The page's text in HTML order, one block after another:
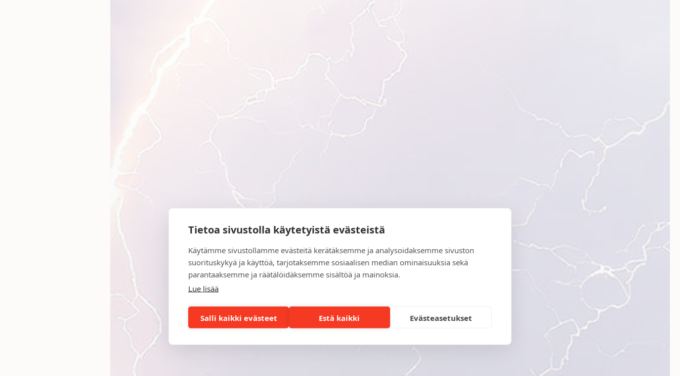
Tietoa sivustolla käytetyistä evästeistä
Käytämme sivustollamme evästeitä kerätäksemme ja analysoidaksemme sivuston
suorituskykyä ja käyttöä, tarjotaksemme sosiaalisen median ominaisuuksia sekä
parantaaksemme ja räätälöidäksemme sisältöä ja mainoksia.
Lue lisää
Salli kaikki evästeet Estä kaikki Evästeasetukset